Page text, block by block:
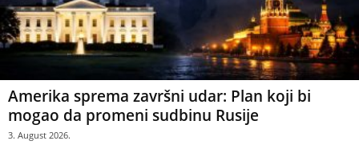
Amerika sprema završni udar: Plan koji bi
mogao da promeni sudbinu Rusije
3. August 2026.